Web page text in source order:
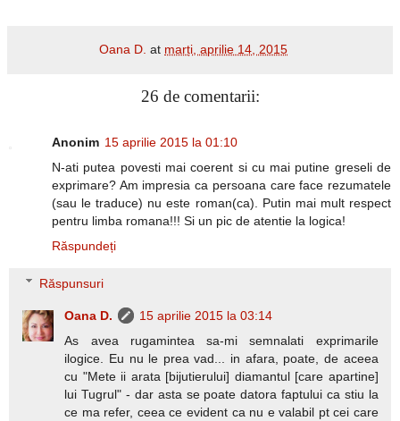
Oana D. at marți, aprilie 14, 2015
26 de comentarii:
Anonim 15 aprilie 2015 la 01:10
N-ati putea povesti mai coerent si cu mai putine greseli de
exprimare? Am impresia ca persoana care face rezumatele
(sau le traduce) nu este roman(ca). Putin mai mult respect
pentru limba romana!!! Si un pic de atentie la logica!
Răspundeți
Răspunsuri
Oana D.
15 aprilie 2015 la 03:14
As avea rugamintea sa-mi semnalati exprimarile
ilogice. Eu nu le prea vad... in afara, poate, de aceea
cu "Mete ii arata [bijutierului] diamantul [care apartine]
lui Tugrul" - dar asta se poate datora faptului ca stiu la
ce ma refer, ceea ce evident ca nu e valabil pt cei care